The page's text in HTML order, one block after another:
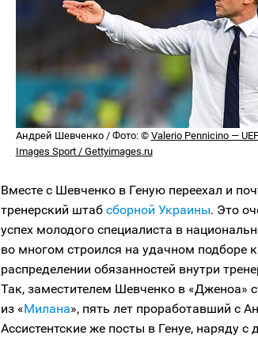
Андрей Шевченко / Фото: © Valerio Pennicino —
Images Sport / Gettyimages.ru
Вместе с Шевченко в Геную переехал и
тренерский штаб сборной Украины. Это
успех молодого специалиста в
во многом строился на удачном подборе
распределении обязанностей внутри
Так, заместителем Шевченко в «Дженоа»
из «Милана», пять лет проработавший с
Ассистентские же посты в Генуе, наряду с